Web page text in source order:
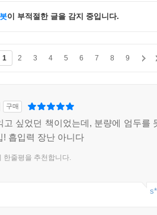
이 부적절한 글을 감지 중입니다.
1 2 3 4 5 6 7 8 9
구매
고 싶었던 책이었는데, 분량에 엄두를
! 흡입력 장난 아니다
한줄평을 추천합니다.